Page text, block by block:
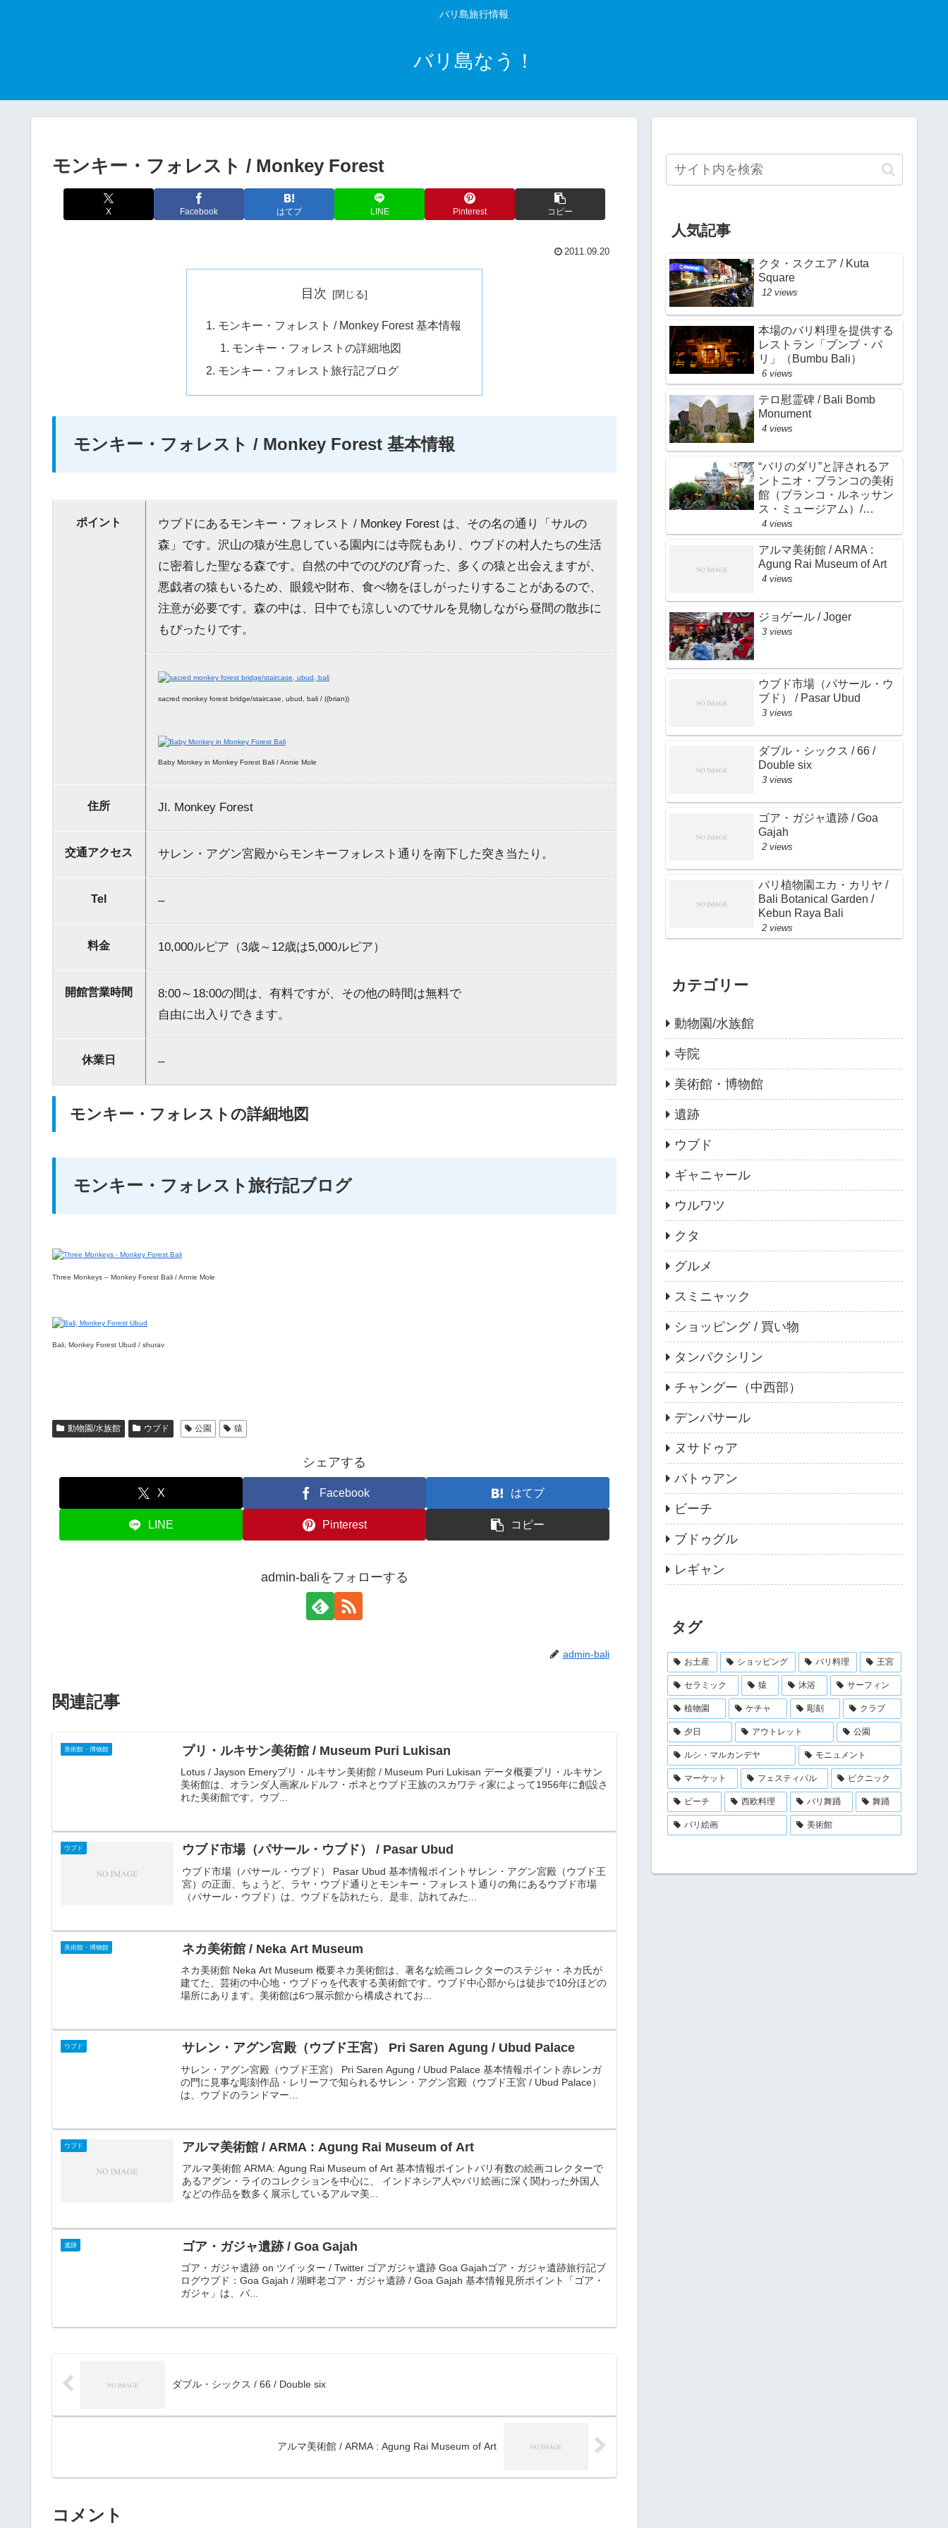
バリ島旅行情報
バリ島なう！
モンキー・フォレスト / Monkey Forest
X Facebook はてブ LINE Pinterest コピー
2011.09.20
目次
モンキー・フォレスト / Monkey Forest 基本情報
モンキー・フォレストの詳細地図
モンキー・フォレスト旅行記ブログ
モンキー・フォレスト / Monkey Forest 基本情報
ポイント
ウブドにあるモンキー・フォレスト / Monkey Forest は、その名の通り「サルの
森」です。沢山の猿が生息している園内には寺院もあり、ウブドの村人たちの生活
に密着した聖なる森です。自然の中でのびのび育った、多くの猿と出会えますが、
悪戯者の猿もいるため、眼鏡や財布、食べ物をほしがったりすることがあるので、
注意が必要です。森の中は、日中でも涼しいのでサルを見物しながら昼間の散歩に
もぴったりです。
sacred monkey forest bridge/staircase, ubud, bali / ((brian))
Baby Monkey in Monkey Forest Bali / Annie Mole
住所 Jl. Monkey Forest
交通アクセス サレン・アグン宮殿からモンキーフォレスト通りを南下した突き当たり。
Tel –
料金 10,000ルピア（3歳～12歳は5,000ルピア）
開館営業時間
8:00～18:00の間は、有料ですが、その他の時間は無料で
自由に出入りできます。
休業日 –
モンキー・フォレストの詳細地図
モンキー・フォレスト旅行記ブログ
Three Monkeys – Monkey Forest Bali / Annie Mole
Bali, Monkey Forest Ubud / shurav
動物園/水族館 ウブド 公園 猿
シェアする
X Facebook はてブ
LINE Pinterest コピー
admin-baliをフォローする
admin-bali
関連記事
美術館・博物館 プリ・ルキサン美術館 / Museum Puri Lukisan
Lotus / Jayson Emeryプリ・ルキサン美術館 / Museum Puri Lukisan データ概要プリ・ルキサン
美術館は、オランダ人画家ルドルフ・ボネとウブド王族のスカワティ家によって1956年に創設さ
れた美術館です。ウブ...
ウブド ウブド市場（パサール・ウブド） / Pasar Ubud
ウブド市場（パサール・ウブド） Pasar Ubud 基本情報ポイントサレン・アグン宮殿（ウブド王
宮）の正面、ちょうど、ラヤ・ウブド通りとモンキー・フォレスト通りの角にあるウブド市場
（パサール・ウブド）は、ウブドを訪れたら、是非、訪れてみた...
美術館・博物館 ネカ美術館 / Neka Art Museum
ネカ美術館 Neka Art Museum 概要ネカ美術館は、著名な絵画コレクターのステジャ・ネカ氏が
建てた、芸術の中心地・ウブドゥを代表する美術館です。ウブド中心部からは徒歩で10分ほどの
場所にあります。美術館は6つ展示館から構成されてお...
ウブド サレン・アグン宮殿（ウブド王宮） Pri Saren Agung / Ubud Palace
サレン・アグン宮殿（ウブド王宮） Pri Saren Agung / Ubud Palace 基本情報ポイント赤レンガ
の門に見事な彫刻作品・レリーフで知られるサレン・アグン宮殿（ウブド王宮 / Ubud Palace）
は、ウブドのランドマー...
ウブド アルマ美術館 / ARMA : Agung Rai Museum of Art
アルマ美術館 ARMA: Agung Rai Museum of Art 基本情報ポイントバリ有数の絵画コレクターで
あるアグン・ライのコレクションを中心に、 インドネシア人やバリ絵画に深く関わった外国人
などの作品を数多く展示しているアルマ美...
遺跡 ゴア・ガジャ遺跡 / Goa Gajah
ゴア・ガジャ遺跡 on ツイッター / Twitter ゴアガジャ遺跡 Goa Gajahゴア・ガジャ遺跡旅行記ブ
ログウブド：Goa Gajah / 湖畔老ゴア・ガジャ遺跡 / Goa Gajah 基本情報見所ポイント「ゴア・
ガジャ」は、バ...
ダブル・シックス / 66 / Double six
アルマ美術館 / ARMA : Agung Rai Museum of Art
コメント
人気記事
クタ・スクエア / Kuta
Square
12 views
本場のバリ料理を提供する
レストラン「ブンブ・バ
リ」（Bumbu Bali）
6 views
テロ慰霊碑 / Bali Bomb
Monument
4 views
“バリのダリ”と評されるア
ントニオ・ブランコの美術
館（ブランコ・ルネッサン
ス・ミュージアム）/
Antonio Blanco Museum
4 views
アルマ美術館 / ARMA :
Agung Rai Museum of Art
4 views
ジョゲール / Joger
3 views
ウブド市場（パサール・ウ
ブド） / Pasar Ubud
3 views
ダブル・シックス / 66 /
Double six
3 views
ゴア・ガジャ遺跡 / Goa
Gajah
2 views
バリ植物園エカ・カリヤ /
Bali Botanical Garden /
Kebun Raya Bali
2 views
カテゴリー
動物園/水族館
寺院
美術館・博物館
遺跡
ウブド
ギャニャール
ウルワツ
クタ
グルメ
スミニャック
ショッピング / 買い物
タンパクシリン
チャングー（中西部）
デンパサール
ヌサドゥア
バトゥアン
ビーチ
ブドゥグル
レギャン
タグ
お土産 ショッピング バリ料理 王宮
セラミック 猿 沐浴 サーフィン
植物園 ケチャ 彫刻 クラブ
夕日 アウトレット 公園
ルシ・マルカンデヤ モニュメント
マーケット フェスティバル ピクニック
ビーチ 西欧料理 バリ舞踊 舞踊
バリ絵画 美術館